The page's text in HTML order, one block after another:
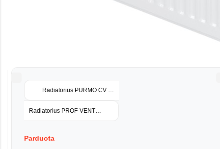
Radiatorius PURMO CV 11 500-800 A. 3411500080
Radiatorius PROF-VENT 11 500/1400K
Parduota